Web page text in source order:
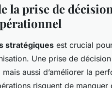
:
de
la prise de
stratégiques est crucial
Une prise de
aussi d’améliorer la
risquent de